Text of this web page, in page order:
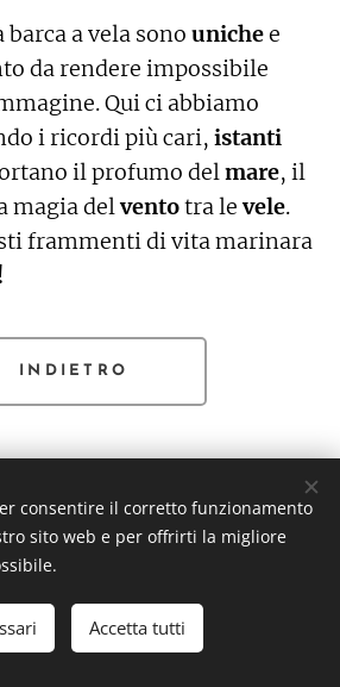
barca a vela sono unichee
da rendere impossibile
Qui ci abbiamo
i ricordi più cari, istanti
il profumo del mare, il
magia delventotra levele.
frammenti di vita marinara
INDIETRO
consentire il corretto funzionamento
sito web e per offrirti la migliore
Accetta tutti